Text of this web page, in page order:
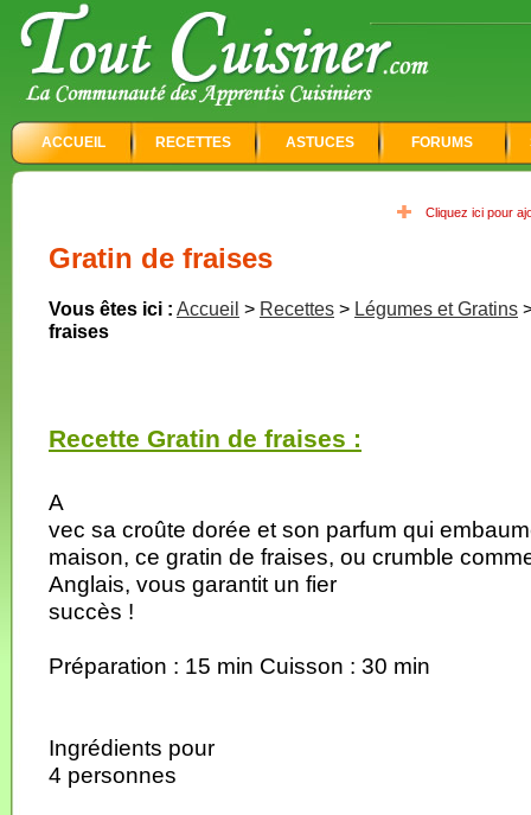
ACCUEIL RECETTES ASTUCES FORUMS
Cliquez ici pour
Gratin de fraises
Vous êtes ici : Accueil > Recettes > Légumes et Gratins
fraises
Recette Gratin de fraises :
A
vec sa croûte dorée et son parfum qui
maison, ce gratin de fraises, ou crumble
Anglais, vous garantit un fier
succès !
Préparation : 15 min Cuisson : 30 min
Ingrédients pour
4 personnes